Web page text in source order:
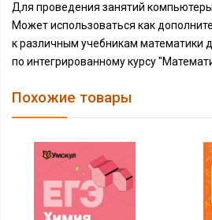
Для проведения занятий компьютеры
Может использоваться как
к различным учебникам математики
по интегрированному курсу
Похожие товары